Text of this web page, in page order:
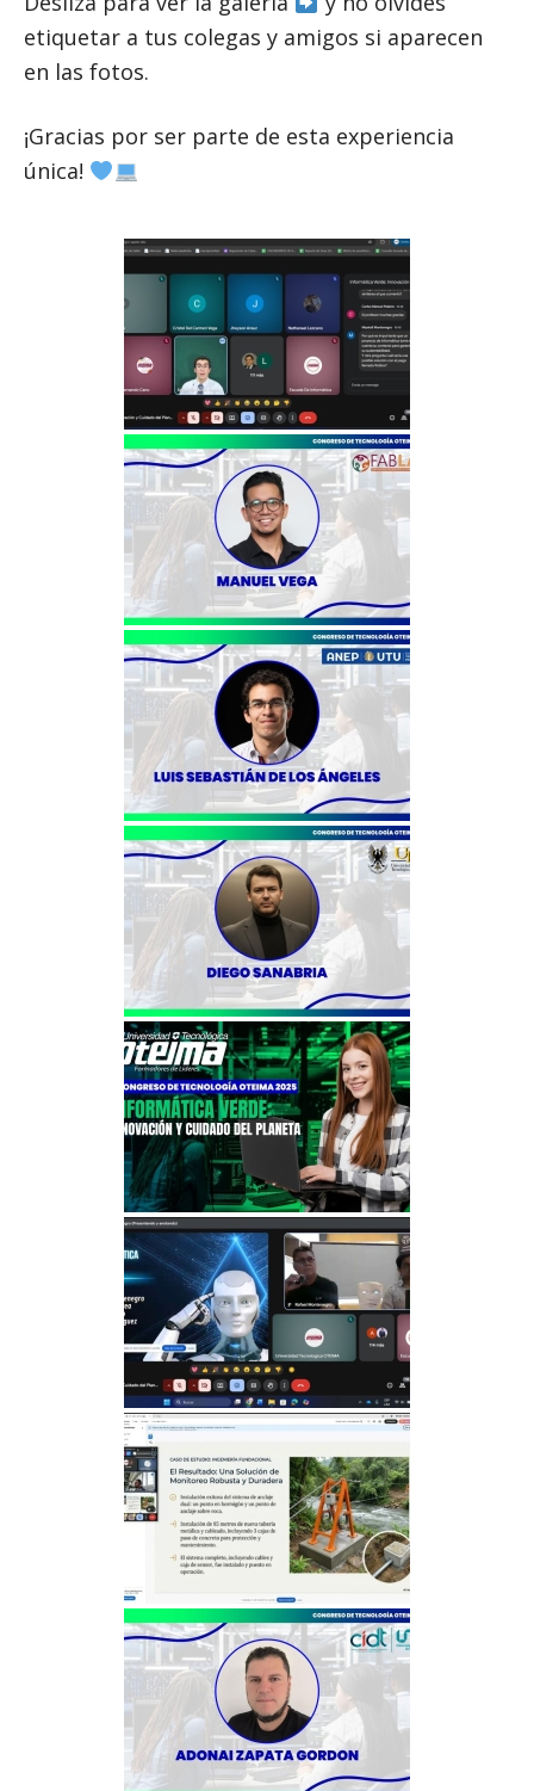
etiquetar a tus colegas y amigos si aparecen
en las fotos.
¡Gracias por ser parte de esta experiencia
única!